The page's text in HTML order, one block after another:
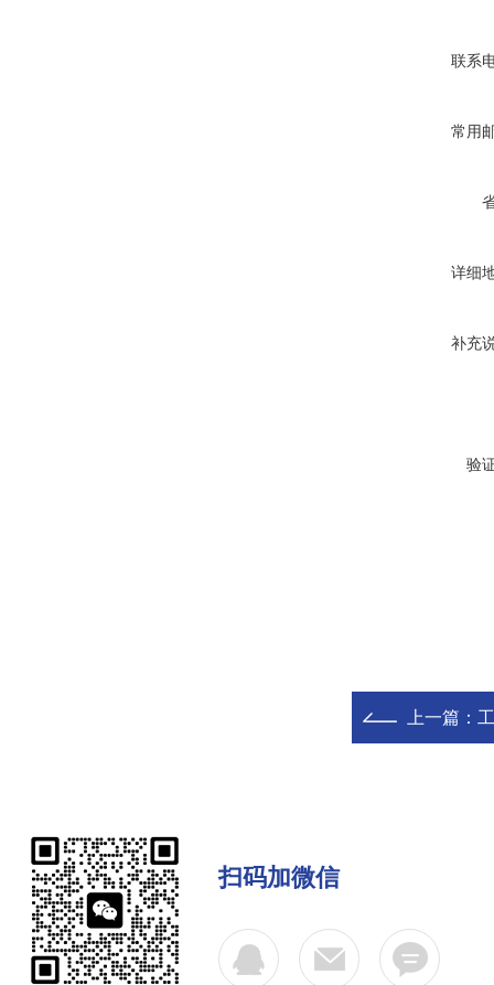
联系
常用
详细
补充
验
上一篇：
扫码加微信